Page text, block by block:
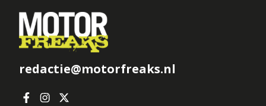
redactie@motorfreaks.nl